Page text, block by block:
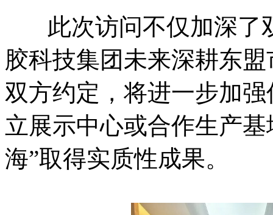
此次访问不仅加深了
胶科技集团未来深耕东
双方约定，将进一步加
立展示中心或合作生产
海”取得实质性成果。